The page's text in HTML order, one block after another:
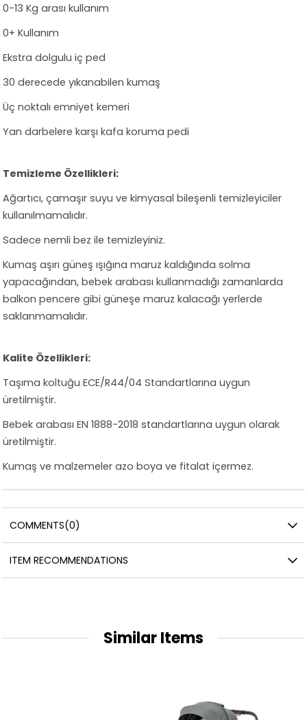
0-13 Kg arası kullanım
0+ Kullanım
Ekstra dolgulu iç ped
30 derecede yıkanabilen kumaş
Üç noktalı emniyet kemeri
Yan darbelere karşı kafa koruma pedi
Temizleme Özellikleri:
Ağartıcı, çamaşır suyu ve kimyasal bileşenli temizleyiciler
kullanılmamalıdır.
Sadece nemli bez ile temizleyiniz.
Kumaş aşırı güneş ışığına maruz kaldığında solma
yapacağından, bebek arabası kullanmadığı zamanlarda
balkon pencere gibi güneşe maruz kalacağı yerlerde
saklanmamalıdır.
Kalite Özellikleri:
Taşıma koltuğu ECE/R44/04 Standartlarına uygun
üretilmiştir.
Bebek arabası EN 1888-2018 standartlarına uygun olarak
üretilmiştir.
Kumaş ve malzemeler azo boya ve fitalat içermez.
COMMENTS(0)
ITEM RECOMMENDATIONS
Similar Items